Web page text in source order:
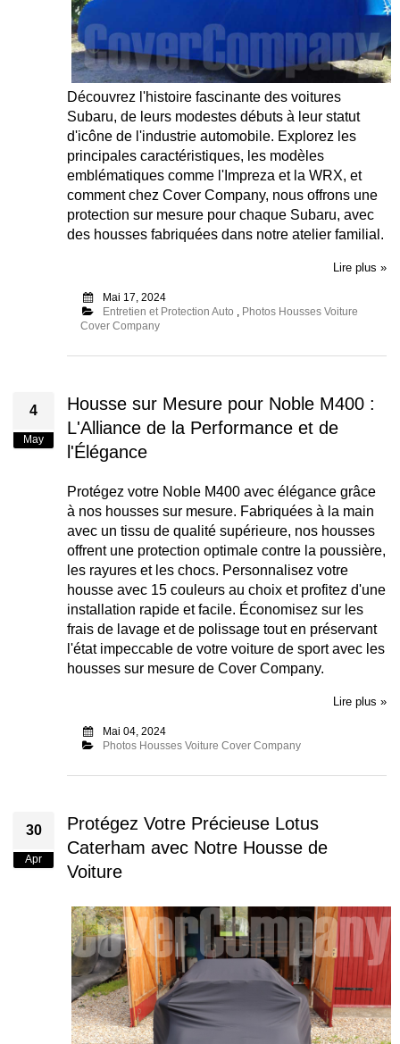
Découvrez l'histoire fascinante des voitures
Subaru, de leurs modestes débuts à leur statut
d'icône de l'industrie automobile. Explorez les
principales caractéristiques, les modèles
emblématiques comme l'Impreza et la WRX, et
comment chez Cover Company, nous offrons une
protection sur mesure pour chaque Subaru, avec
des housses fabriquées dans notre atelier familial.
Lire plus »
Mai 17, 2024
Entretien et Protection Auto
Photos Housses Voiture
Cover Company
4
May
Housse sur Mesure pour Noble M400 :
L'Alliance de la Performance et de
l'Élégance
Protégez votre Noble M400 avec élégance grâce
à nos housses sur mesure. Fabriquées à la main
avec un tissu de qualité supérieure, nos housses
offrent une protection optimale contre la poussière,
les rayures et les chocs. Personnalisez votre
housse avec 15 couleurs au choix et profitez d'une
installation rapide et facile. Économisez sur les
frais de lavage et de polissage tout en préservant
l'état impeccable de votre voiture de sport avec les
housses sur mesure de Cover Company.
Lire plus »
Mai 04, 2024
Photos Housses Voiture Cover Company
30
Apr
Protégez Votre Précieuse Lotus
Caterham avec Notre Housse de
Voiture